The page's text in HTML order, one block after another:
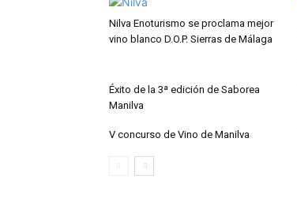
Nilva Enoturismo se proclama mejor
vino blanco D.O.P. Sierras de Málaga
Éxito de la 3ª edición de Saborea
Manilva
V concurso de Vino de Manilva